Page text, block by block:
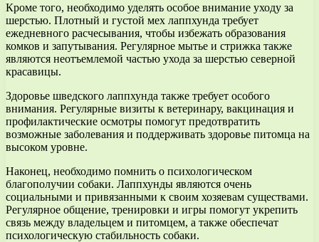
Кроме того, необходимо уделять особое внимание уходу за
шерстью. Плотный и густой мех лаппхунда требует
ежедневного расчесывания, чтобы избежать образования
комков и запутывания. Регулярное мытье и стрижка также
являются неотъемлемой частью ухода за шерстью северной
красавицы.
Здоровье шведского лаппхунда также требует особого
внимания. Регулярные визиты к ветеринару, вакцинация и
профилактические осмотры помогут предотвратить
возможные заболевания и поддерживать здоровье питомца на
высоком уровне.
Наконец, необходимо помнить о психологическом
благополучии собаки. Лаппхунды являются очень
социальными и привязанными к своим хозяевам существами.
Регулярное общение, тренировки и игры помогут укрепить
связь между владельцем и питомцем, а также обеспечат
психологическую стабильность собаки.